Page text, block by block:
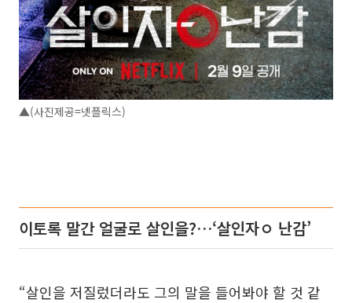
▲(사진제공=넷플릭스)
이토록 말간 얼굴로 살인을?…‘살인자ㅇ 난감’
“살인을 저질렀더라도 그의 말을 들어봐야 할 것 같